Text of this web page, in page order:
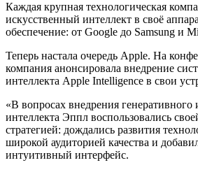
Каждая крупная технологическая
искусственный интеллект в своё
обеспечение: от Google до Samsung и
Теперь настала очередь Apple. На
компания анонсировала внедрение
интеллекта Apple Intelligence в свои
«В вопросах внедрения генеративного
интеллекта Эппл воспользовались
стратегией: дождались развития
широкой аудиторией качества и
интуитивный интерфейс.